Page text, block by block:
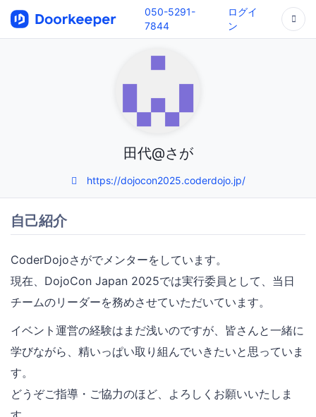
050-5291-
7844
ログイ
ン
田代@さが
https://dojocon2025.coderdojo.jp/
自己紹介
CoderDojoさがでメンターをしています。
現在、DojoCon Japan 2025では実行委員として、当日
チームのリーダーを務めさせていただいています。
イベント運営の経験はまだ浅いのですが、皆さんと一緒に
学びながら、精いっぱい取り組んでいきたいと思っていま
す。
どうぞご指導・ご協力のほど、よろしくお願いいたしま